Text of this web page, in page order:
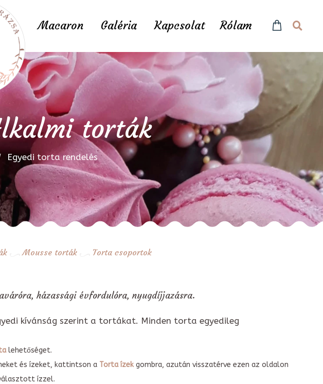
Macaron Galéria Kapcsolat Rólam
torták
Egyedi torta rendelés
Mousse torták Torta csoportok
házassági évfordulóra, nyugdíjjazásra.
kívánság szerint a tortákat. Minden torta egyedileg
lehetőséget.
és ízeket, kattintson a Torta ízekgombra, azután visszatérve ezen az oldalon
ízzel.